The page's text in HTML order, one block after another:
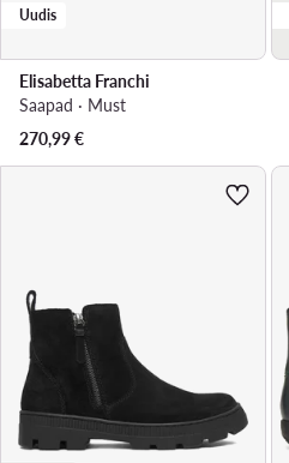
Uudis
Elisabetta Franchi
Saapad · Must
270,99€